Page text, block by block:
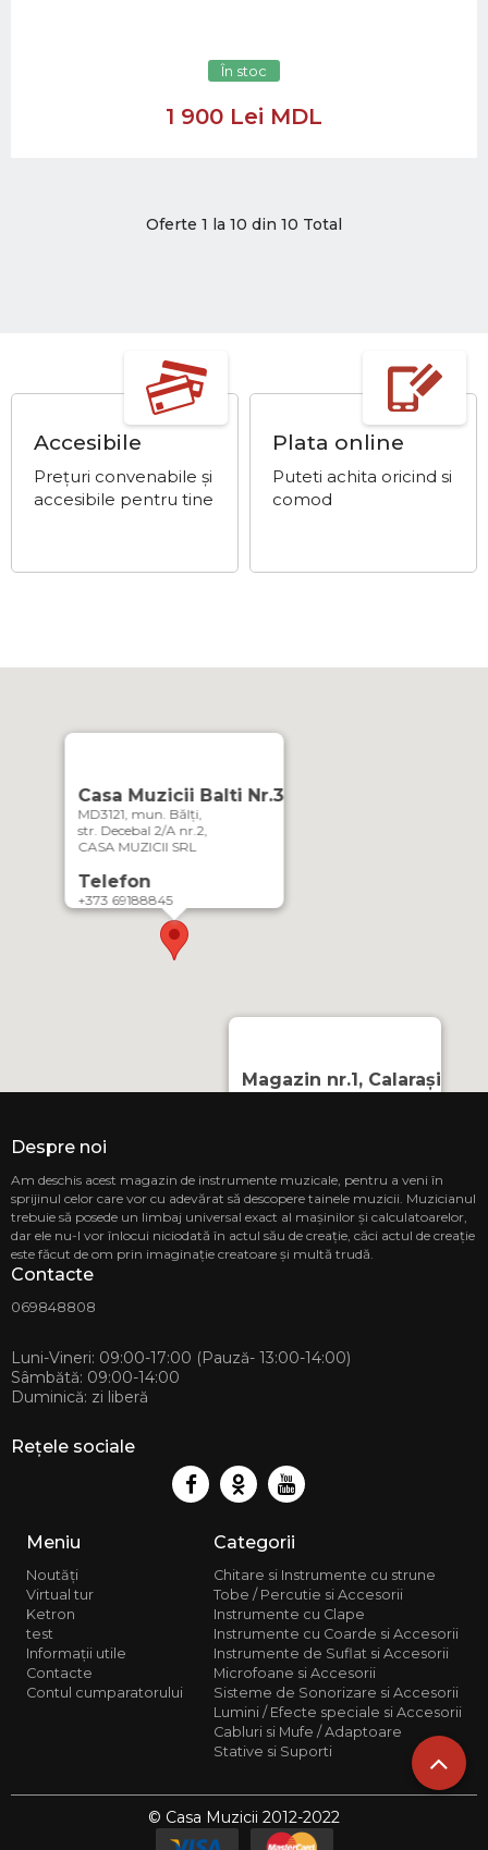
În stoc
1 900 Lei MDL
Oferte 1 la 10 din 10 Total
Accesibile
Prețuri convenabile și
accesibile pentru tine
Plata online
Puteti achita oricind si
comod
Magazin nr.1, Calarași
069848808
MD-
Casa Muzicii Balti Nr.3
MD3121, mun. Bălți,
str. Decebal 2/A nr.2,
CASA MUZICII SRL
Telefon
+373 69188845
Despre noi
Am deschis acest magazin de instrumente muzicale, pentru a veni în
sprijinul celor care vor cu adevărat să descopere tainele muzicii. Muzicianul
trebuie să posede un limbaj universal exact al mașinilor și calculatoarelor,
dar ele nu-l vor înlocui niciodată în actul său de creație, căci actul de creație
este făcut de om prin imaginație creatoare și multă trudă.
Contacte
069848808
Luni-Vineri: 09:00-17:00 (Pauză- 13:00-14:00)
Sâmbătă: 09:00-14:00
Duminică: zi liberă
Rețele sociale
Meniu
Noutăți
Virtual tur
Ketron
test
Informații utile
Contacte
Contul cumparatorului
Categorii
Chitare si Instrumente cu strune
Tobe / Percutie si Accesorii
Instrumente cu Clape
Instrumente cu Coarde si Accesorii
Instrumente de Suflat si Accesorii
Microfoane si Accesorii
Sisteme de Sonorizare si Accesorii
Lumini / Efecte speciale si Accesorii
Cabluri si Mufe / Adaptoare
Stative si Suporti
© Casa Muzicii 2012-2022